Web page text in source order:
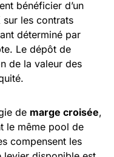
bénéficier d’un
sur les contrats
déterminé par
Le dépôt de
de la valeur des
de marge croisée,
le même pool de
compensent les